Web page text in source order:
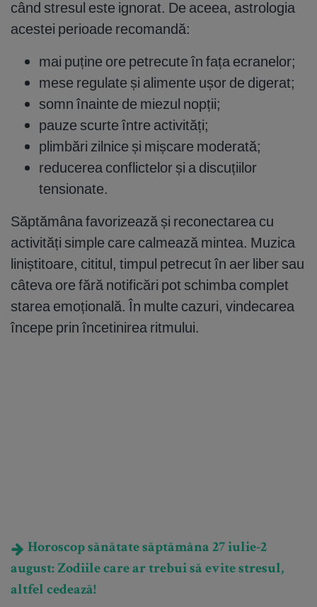
când stresul este ignorat. De aceea, astrologia
acestei perioade recomandă:
mai puține ore petrecute în fața ecranelor;
mese regulate și alimente ușor de digerat;
somn înainte de miezul nopții;
pauze scurte între activități;
plimbări zilnice și mișcare moderată;
reducerea conflictelor și a discuțiilor
tensionate.
Săptămâna favorizează și reconectarea cu
activități simple care calmează mintea. Muzica
liniștitoare, cititul, timpul petrecut în aer liber sau
câteva ore fără notificări pot schimba complet
starea emoțională. În multe cazuri, vindecarea
începe prin încetinirea ritmului.
Horoscop sănătate săptămâna 27 iulie-2
august: Zodiile care ar trebui să evite stresul,
altfel cedează!